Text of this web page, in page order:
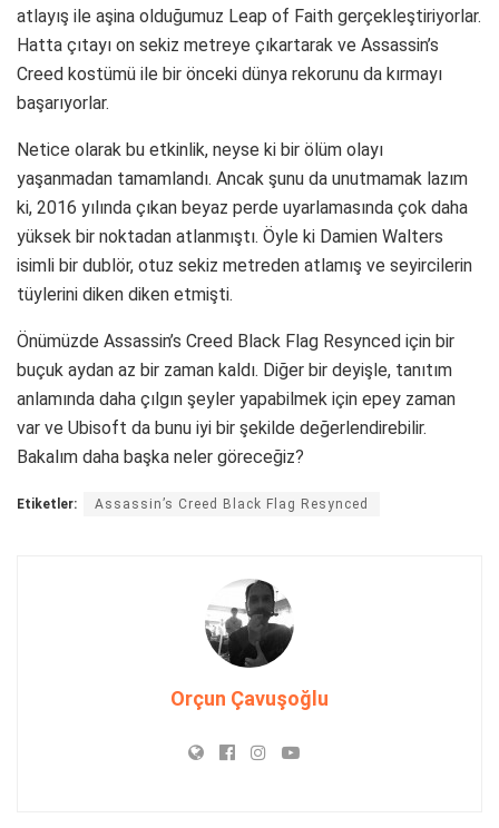
atlayış ile aşina olduğumuz Leap of Faith gerçekleştiriyorlar.
Hatta çıtayı on sekiz metreye çıkartarak ve Assassin’s
Creed kostümü ile bir önceki dünya rekorunu da kırmayı
başarıyorlar.
Netice olarak bu etkinlik, neyse ki bir ölüm olayı
yaşanmadan tamamlandı. Ancak şunu da unutmamak lazım
ki, 2016 yılında çıkan beyaz perde uyarlamasında çok daha
yüksek bir noktadan atlanmıştı. Öyle ki Damien Walters
isimli bir dublör, otuz sekiz metreden atlamış ve seyircilerin
tüylerini diken diken etmişti.
Önümüzde Assassin’s Creed Black Flag Resynced için bir
buçuk aydan az bir zaman kaldı. Diğer bir deyişle, tanıtım
anlamında daha çılgın şeyler yapabilmek için epey zaman
var ve Ubisoft da bunu iyi bir şekilde değerlendirebilir.
Bakalım daha başka neler göreceğiz?
Etiketler: Assassin’s Creed Black Flag Resynced
Orçun Çavuşoğlu